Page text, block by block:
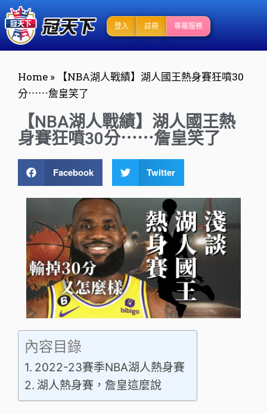
登入 註冊 專屬服務
Home »
【NBA湖人戰績】湖人國王熱身賽狂噴30
分⋯⋯詹皇笑了
【NBA湖人戰績】湖人國王熱
身賽狂噴30分⋯⋯詹皇笑了
Facebook Twitter
內容目錄
2022-23賽季NBA湖人熱身賽
湖人熱身賽，詹皇這麼說